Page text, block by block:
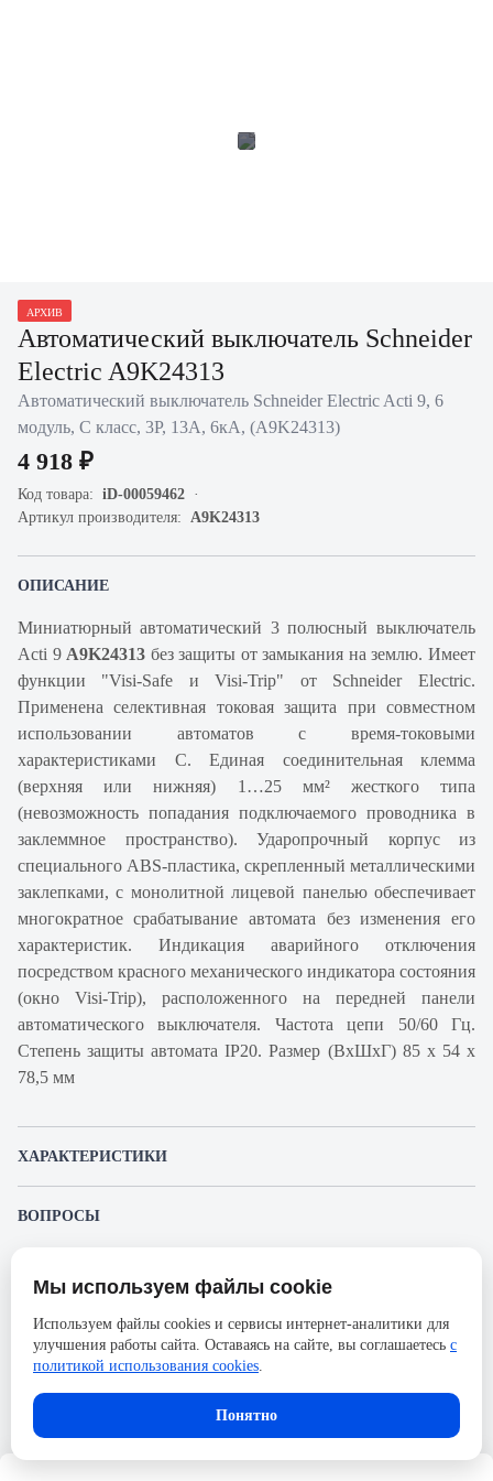
АРХИВ
Автоматический выключатель Schneider
Electric A9K24313
Автоматический выключатель Schneider Electric Acti 9, 6
модуль, C класс, 3P, 13А, 6кА, (A9K24313)
4 918 ₽
Код товара: iD-00059462
Артикул производителя: A9K24313
ОПИСАНИЕ
Миниатюрный автоматический 3 полюсный выключатель
Acti 9 A9K24313 без защиты от замыкания на землю. Имеет
функции "Visi-Safe и Visi-Trip" от Schneider Electric.
Применена селективная токовая защита при совместном
использовании автоматов с время-токовыми
характеристиками С. Единая соединительная клемма
(верхняя или нижняя) 1…25 мм² жесткого типа
(невозможность попадания подключаемого проводника в
заклеммное пространство). Ударопрочный корпус из
специального ABS-пластика, скрепленный металлическими
заклепками, с монолитной лицевой панелью обеспечивает
многократное срабатывание автомата без изменения его
характеристик. Индикация аварийного отключения
посредством красного механического индикатора состояния
(окно Visi-Trip), расположенного на передней панели
автоматического выключателя. Частота цепи 50/60 Гц.
Степень защиты автомата IP20. Размер (ВхШхГ) 85 х 54 х
78,5 мм
ХАРАКТЕРИСТИКИ
Производитель
Серия
Acti 9
Номинальный ток
Напряжение, В
230
Количество полюсов
ВОПРОСЫ
Пожалуйста, авторизуйтесь, чтобы иметь
возможность оставлять вопросы.
Представленные изображения и характеристики могут отличаться от реального
без предварительного уведомления. Компания АйДистрибьют не несёт
ответственности в случае не соответствия текущей модели товаров фотографиям,
размещённым в карточке товара.
Мы используем файлы cookie
Используем файлы cookies и сервисы интернет-аналитики для
улучшения работы сайта. Оставаясь на сайте, вы соглашаетесь с
политикой использования cookies.
Понятно